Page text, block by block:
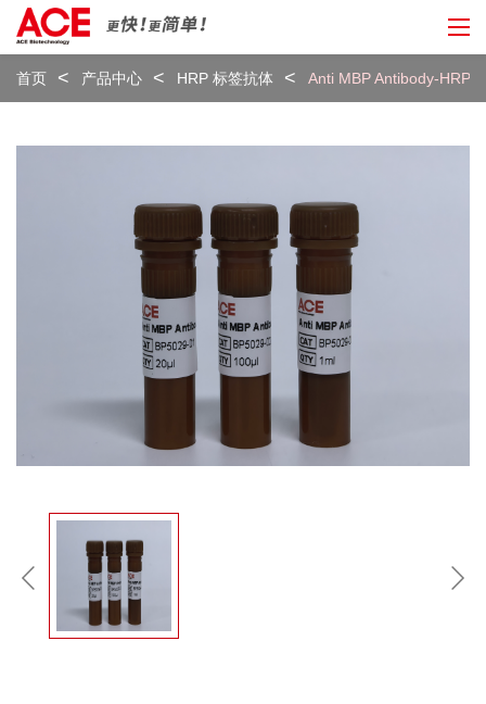
首页 产品中心 HRP 标签抗体 Anti MBP Antibody-HRP